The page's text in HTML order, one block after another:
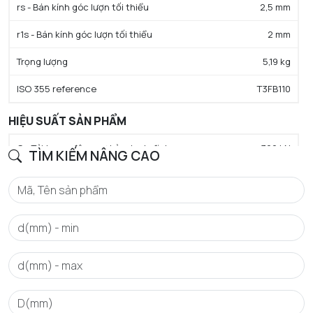
TÌM KIẾM NÂNG CAO
rs - Bán kính góc lượn tối thiểu 2,5 mm
r1s - Bán kính góc lượn tối thiểu 2 mm
Trọng lượng 5,19 kg
ISO 355 reference T3FB110
HIỆU SUẤT SẢN PHẨM
C - Tải trọng động cơ bản danh định 360 kN
C0 - Tải trọng tĩnh cơ bản danh định 435 kN
Cu - Giới hạn tải trọng mỏi 46,5 kN
A2 - Hệ số tuổi thọ định mức
e - Trị số giới hạn